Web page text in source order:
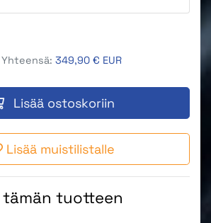
Yhteensä: 349,90 € EUR
Lisää ostoskoriin
Lisää muistilistalle
tuotteen